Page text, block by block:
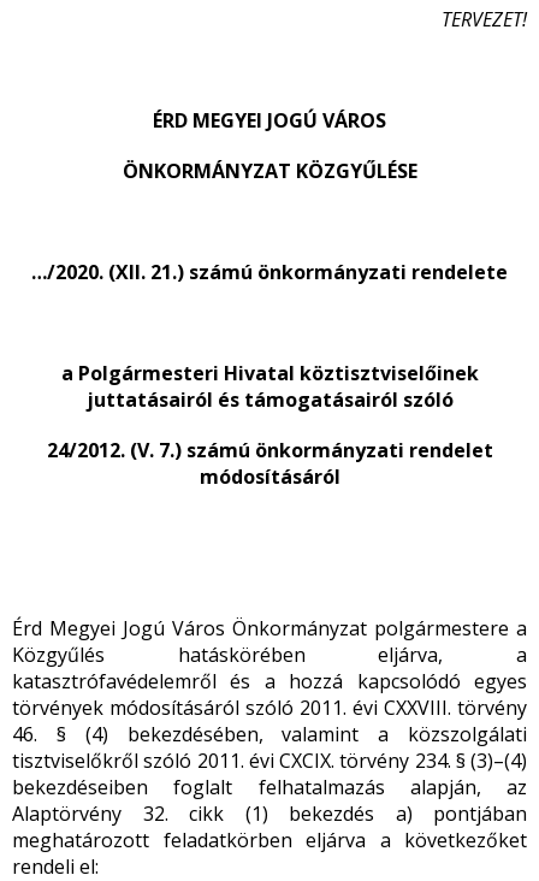
TERVEZET!
ÉRD MEGYEI JOGÚ VÁROS
ÖNKORMÁNYZAT KÖZGYŰLÉSE
…/2020. (XII. 21.) számú önkormányzati rendelete
a Polgármesteri Hivatal köztisztviselőinek
juttatásairól és támogatásairól szóló
24/2012. (V. 7.) számú önkormányzati rendelet
módosításáról
Érd Megyei Jogú Város Önkormányzat polgármestere a
Közgyűlés hatáskörében eljárva, a
katasztrófavédelemről és a hozzá kapcsolódó egyes
törvények módosításáról szóló 2011. évi CXXVIII. törvény
46. § (4) bekezdésében, valamint a közszolgálati
tisztviselőkről szóló 2011. évi CXCIX. törvény 234. § (3)–(4)
bekezdéseiben foglalt felhatalmazás alapján, az
Alaptörvény 32. cikk (1) bekezdés a) pontjában
meghatározott feladatkörben eljárva a következőket
rendeli el: